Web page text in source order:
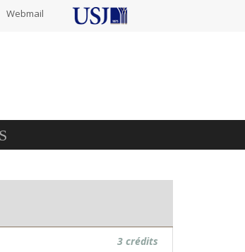
Webmail
3 crédits